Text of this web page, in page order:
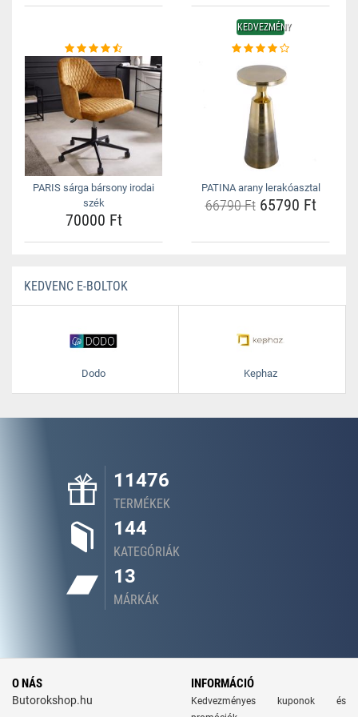
PARIS sárga bársony irodai
szék
70000 Ft
KEDVEZMÉNY
PATINA arany lerakóasztal
66790 Ft65790 Ft
KEDVENC E-BOLTOK
Dodo Kephaz
11476
TERMÉKEK
144
KATEGÓRIÁK
13
MÁRKÁK
O NÁS
Butorokshop.hu
INFORMÁCIÓ
Kedvezményes kuponok és